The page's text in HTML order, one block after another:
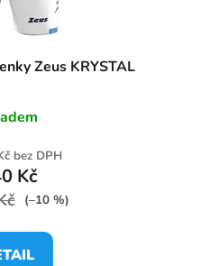
Zeus KRYSTAL
bez DPH
Kč
(–10 %)